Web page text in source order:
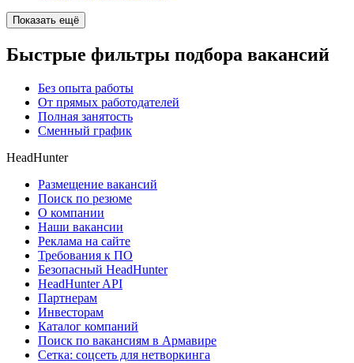
Показать ещё
Быстрые фильтры подбора вакансий
Без опыта работы
От прямых работодателей
Полная занятость
Сменный график
HeadHunter
Размещение вакансий
Поиск по резюме
О компании
Наши вакансии
Реклама на сайте
Требования к ПО
Безопасный HeadHunter
HeadHunter API
Партнерам
Инвесторам
Каталог компаний
Поиск по вакансиям в Армавире
Сетка: соцсеть для нетворкинга